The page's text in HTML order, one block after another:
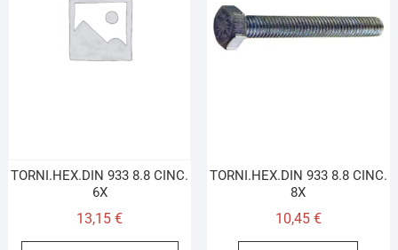
TORNI.HEX.DIN 933 8.8 CINC.
6X
13,15€
TORNI.HEX.DIN 933 8.8 CINC.
8X
10,45 €